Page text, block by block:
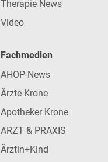
Therapie News
Video
Fachmedien
AHOP-News
Ärzte Krone
Apotheker Krone
ARZT & PRAXIS
Ärztin+Kind